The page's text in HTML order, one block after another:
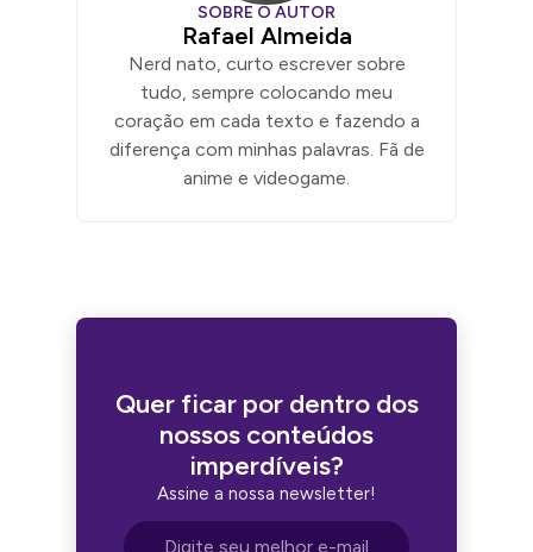
SOBRE O AUTOR
Rafael Almeida
Nerd nato, curto escrever sobre
tudo, sempre colocando meu
coração em cada texto e fazendo a
diferença com minhas palavras. Fã de
anime e videogame.
Quer ficar por dentro dos
nossos conteúdos
imperdíveis?
Assine a nossa newsletter!
Endereço de e-mail